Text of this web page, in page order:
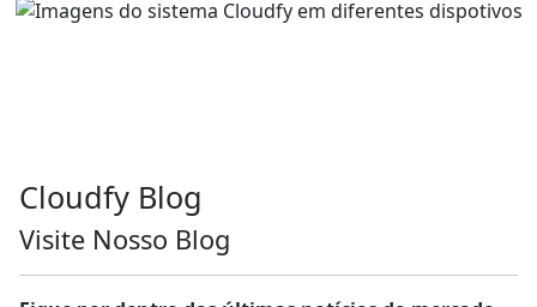
Cloudfy Blog
Visite Nosso Blog